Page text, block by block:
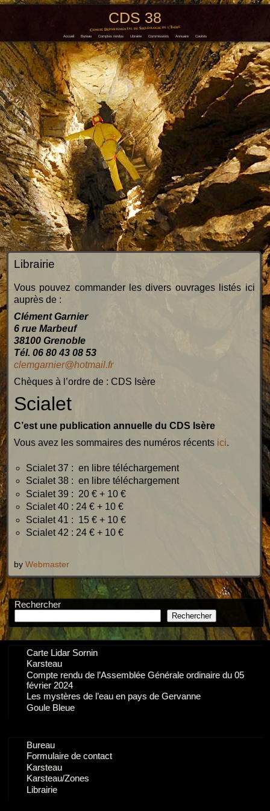
CDS 38
Comité Départemental de Spéléologie de l'Isère
Accueil Bureau Comptes rendus Librairie Commissions Annuaire Cavités
Librairie
Vous pouvez commander les divers ouvrages listés ici
auprès de :
Clément Garnier
6 rue Marbeuf
38100 Grenoble
Tél. 06 80 43 08 53
clemgarnier@hotmail.fr
Chèques à l’ordre de : CDS Isère
Scialet
C’est une publication annuelle du CDS Isère
Vous avez les sommaires des numéros récents ici.
Scialet 37 : en libre téléchargement
Scialet 38 : en libre téléchargement
Scialet 39 : 20 € + 10 €
Scialet 40 : 24 € + 10 €
Scialet 41 : 15 € + 10 €
Scialet 42 : 24 € + 10 €
by Webmaster
Rechercher
Rechercher
Carte Lidar Sornin
Karsteau
Compte rendu de l’Assemblée Générale ordinaire du 05
février 2024
Les mystères de l’eau en pays de Gervanne
Goule Bleue
Bureau
Formulaire de contact
Karsteau
Karsteau/Zones
Librairie